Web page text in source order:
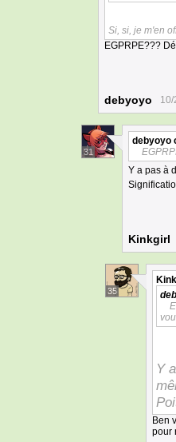
Si, si, je m'en
EGPRPE???
debyoyo 10/
31
debyoyo
Y a pas à
Kinkgirl
35
Y
Ben
pour